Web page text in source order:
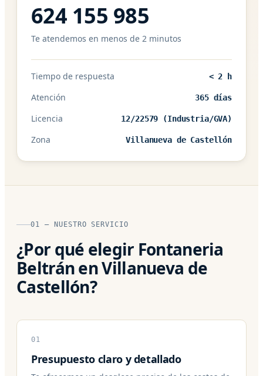
624 155 985
Te atendemos en menos de 2 minutos
Tiempo de respuesta < 2 h
Atención 365 días
Licencia 12/22579 (Industria/GVA)
Zona Villanueva de Castellón
01 — NUESTRO SERVICIO
¿Por qué elegir Fontaneria
Beltrán en Villanueva de
Castellón?
01
Presupuesto claro y detallado